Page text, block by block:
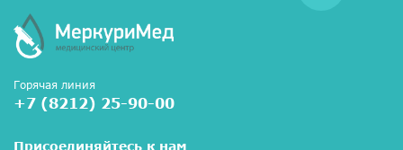
Горячая линия
+7 (8212) 25-90-00
Присоединяйтесь к нам